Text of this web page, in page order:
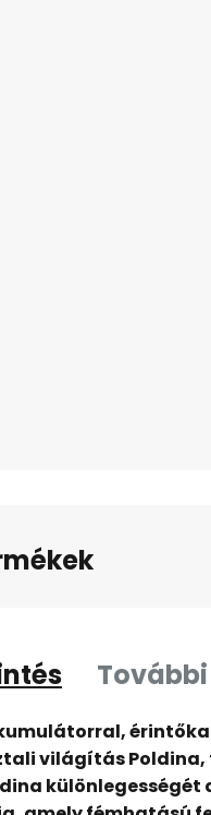
világítás Poldina,
különlegességét